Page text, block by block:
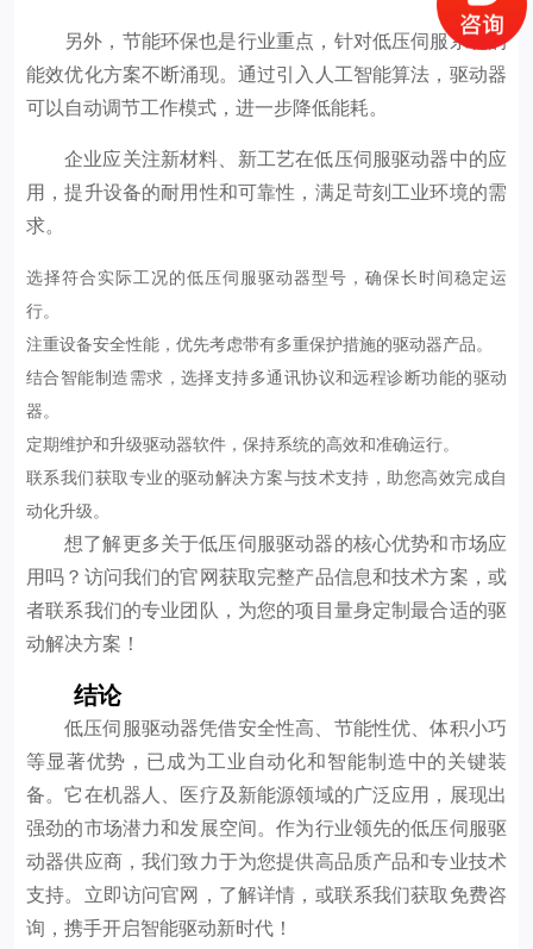
另外，节能环保也是行业重点，针对低压伺服系统的
能效优化方案不断涌现。通过引入人工智能算法，驱动器
可以自动调节工作模式，进一步降低能耗。
企业应关注新材料、新工艺在低压伺服驱动器中的应
用，提升设备的耐用性和可靠性，满足苛刻工业环境的需
求。
选择符合实际工况的低压伺服驱动器型号，确保长时间稳定运
行。
注重设备安全性能，优先考虑带有多重保护措施的驱动器产品。
结合智能制造需求，选择支持多通讯协议和远程诊断功能的驱动
器。
定期维护和升级驱动器软件，保持系统的高效和准确运行。
联系我们获取专业的驱动解决方案与技术支持，助您高效完成自
动化升级。
想了解更多关于低压伺服驱动器的核心优势和市场应
用吗？访问我们的官网获取完整产品信息和技术方案，或
者联系我们的专业团队，为您的项目量身定制最合适的驱
动解决方案！
结论
低压伺服驱动器凭借安全性高、节能性优、体积小巧
等显著优势，已成为工业自动化和智能制造中的关键装
备。它在机器人、医疗及新能源领域的广泛应用，展现出
强劲的市场潜力和发展空间。作为行业领先的低压伺服驱
动器供应商，我们致力于为您提供高品质产品和专业技术
支持。立即访问官网，了解详情，或联系我们获取免费咨
询，携手开启智能驱动新时代！